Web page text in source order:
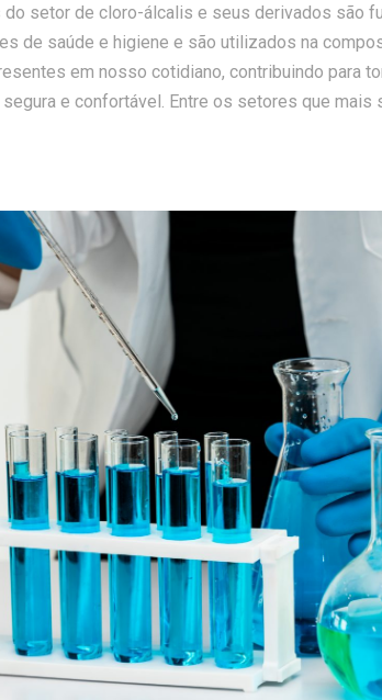
setor de cloro-álcalis e seus derivados são
de saúde e higiene e são utilizados na
em nosso cotidiano, contribuindo para
e confortável. Entre os setores que mais